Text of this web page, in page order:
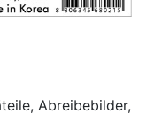
Abreibebilder,